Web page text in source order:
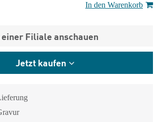
In den Warenkorb
Filiale anschauen
Jetzt kaufen